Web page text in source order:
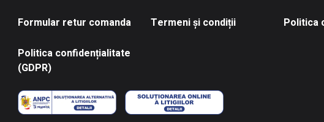
Formular retur comanda Termeni și condiții Politica
Politica confidențialitate
(GDPR)